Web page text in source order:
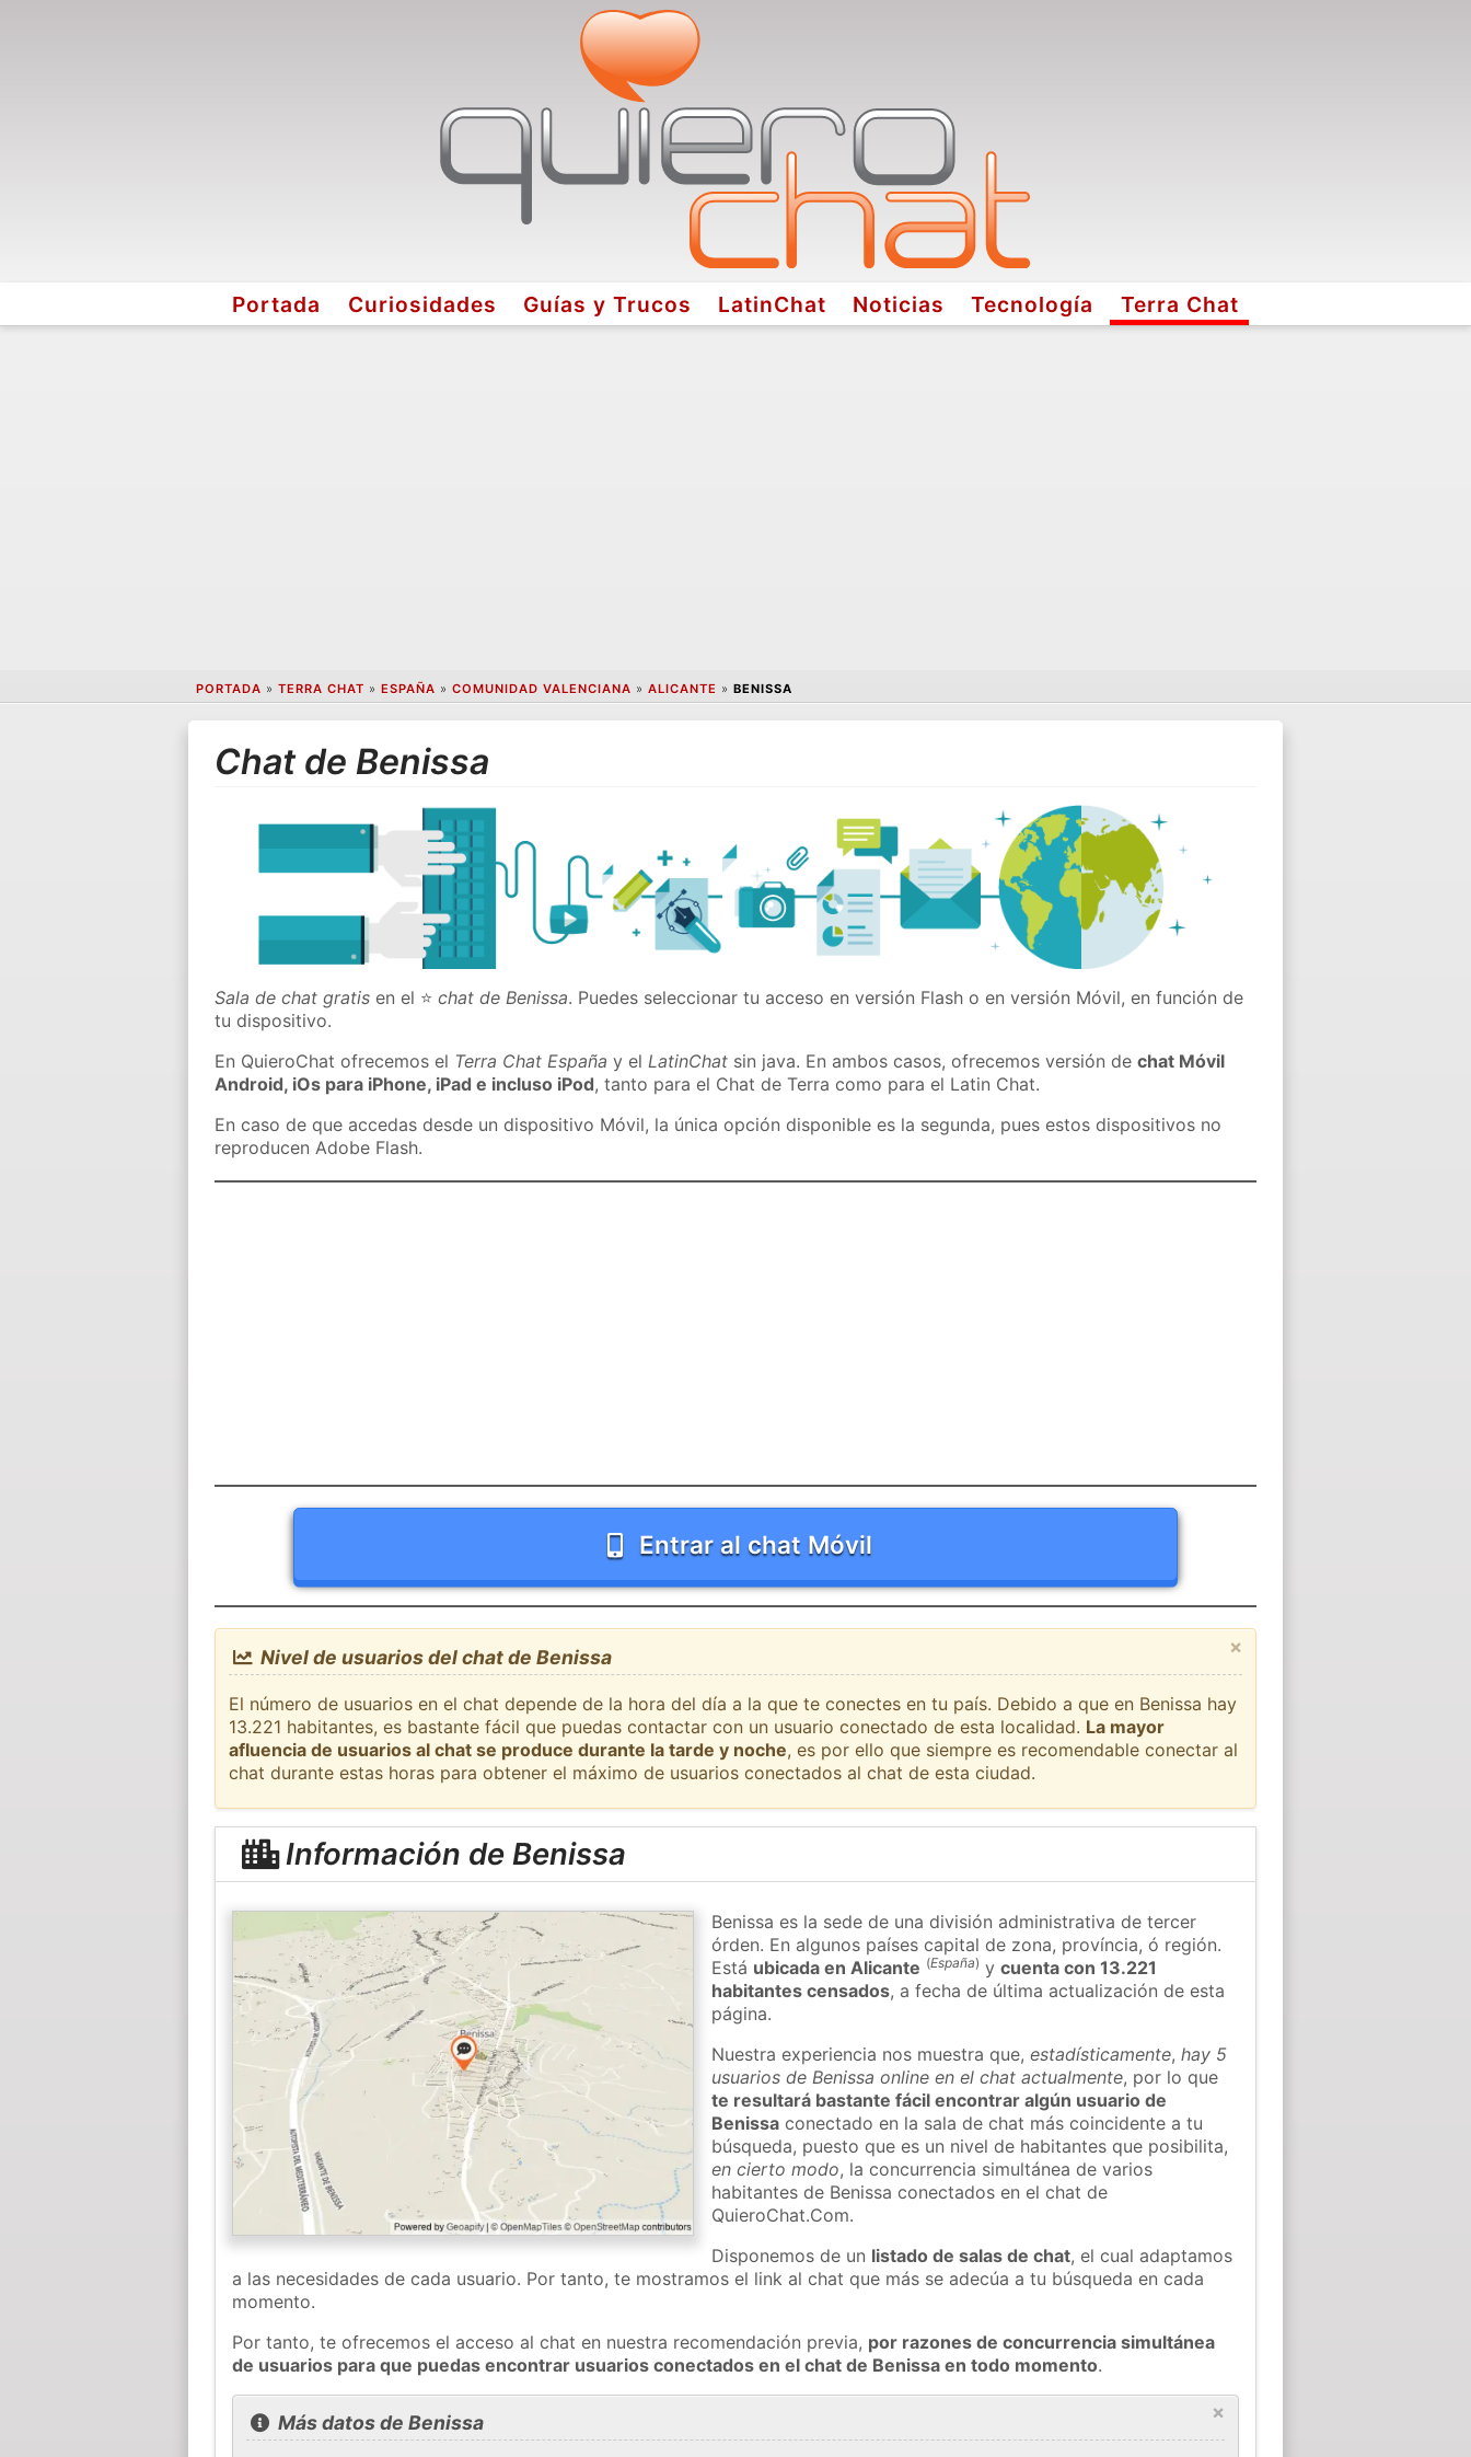
Portada Curiosidades Guías y Trucos LatinChat Noticias Tecnología Terra Chat
PORTADA » TERRA CHAT » ESPAÑA » COMUNIDAD VALENCIANA » ALICANTE » BENISSA
Chat de Benissa
Sala de chat gratis en el ⭐chat de Benissa. Puedes seleccionar tu acceso en versión Flash o en versión Móvil, en función de
tu dispositivo.
En QuieroChat ofrecemos el Terra Chat España y elLatinChat sin java. En ambos casos, ofrecemos versión dechat Móvil
Android, iOs para iPhone, iPad e incluso iPod, tanto para el Chat de Terra como para el Latin Chat.
En caso de que accedas desde un dispositivo Móvil, la única opción disponible es la segunda, pues estos dispositivos no
reproducen Adobe Flash.
Entrar al chat Móvil
×
Nivel de usuarios del chat de Benissa
El número de usuarios en el chat depende de la hora del día a la que te conectes en tu país. Debido a que en Benissa hay
13.221 habitantes, es bastante fácil que puedas contactar con un usuario conectado de esta localidad. La mayor
afluencia de usuarios al chat se produce durante la tarde y noche, es por ello que siempre es recomendable conectar al
chat durante estas horas para obtener el máximo de usuarios conectados al chat de esta ciudad.
Información de Benissa
Benissa es la sede de una división administrativa de tercer
órden. En algunos países capital de zona, província, ó región.
Está ubicada en Alicante (España) ycuenta con 13.221
habitantes censados, a fecha de última actualización de esta
página.
Nuestra experiencia nos muestra que,estadísticamente,hay 5
usuarios de Benissa online en el chat actualmente, por lo que
te resultará bastante fácil encontrar algún usuario de
Benissa conectado en la sala de chat más coincidente a tu
búsqueda, puesto que es un nivel de habitantes que posibilita,
en cierto modo, la concurrencia simultánea de varios
habitantes de Benissa conectados en el chat de
QuieroChat.Com.
Disponemos de un listado de salas de chat, el cual adaptamos
a las necesidades de cada usuario. Por tanto, te mostramos el link al chat que más se adecúa a tu búsqueda en cada
momento.
Por tanto, te ofrecemos el acceso al chat en nuestra recomendación previa, por razones de concurrencia simultánea
de usuarios para que puedas encontrar usuarios conectados en el chat de Benissa en todo momento.
×
Más datos de Benissa